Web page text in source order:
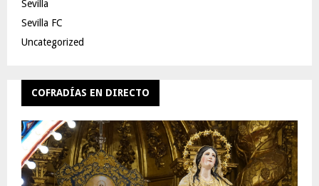
Sevilla
Sevilla FC
Uncategorized
COFRADÍAS EN DIRECTO